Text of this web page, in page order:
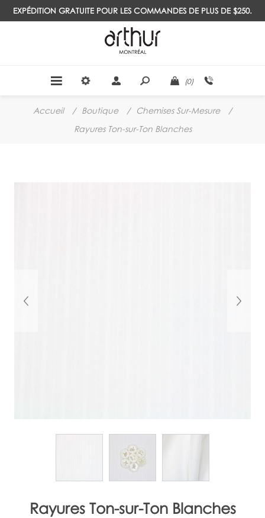
EXPÉDITION GRATUITE POUR LES COMMANDES DE PLUS DE $250.
(0)
Accueil / Boutique / Chemises Sur-Mesure
/
Rayures Ton-sur-Ton Blanches
Rayures Ton-sur-Ton Blanches